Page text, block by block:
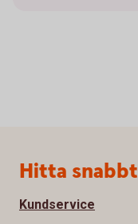
Sidfot
Hitta snabbt
Kundservice